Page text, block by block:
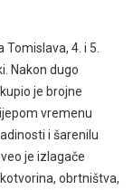
Tomislava, 4. i 5.
Nakon dugo
je brojne
vremenu
i šarenilu
je izlagače
obrtništva,